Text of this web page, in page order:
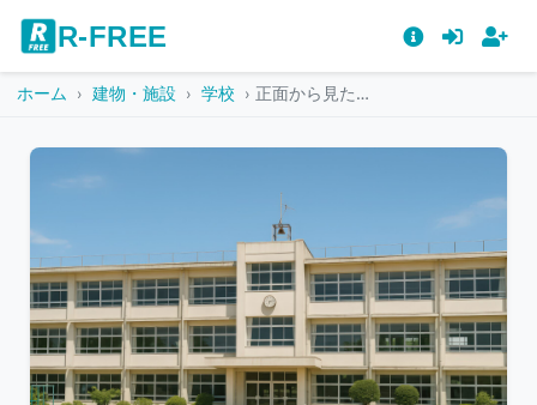
R-FREE
ホーム 建物・施設 学校 正面から見た校舎と校庭の風景